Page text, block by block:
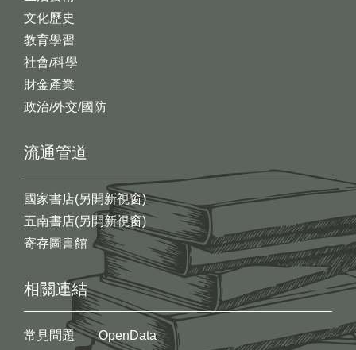
文化歷史
教育學習
社會/科學
財金產業
政治/外交/國防
流通管道
國家書店(另開新視窗)
五南書店(另開新視窗)
寄存圖書館
相關連結
常見問題
OpenData